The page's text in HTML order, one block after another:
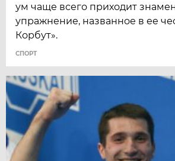
ум чаще всего приходит
упражнение, названное в ее
Корбут».
СПОРТ